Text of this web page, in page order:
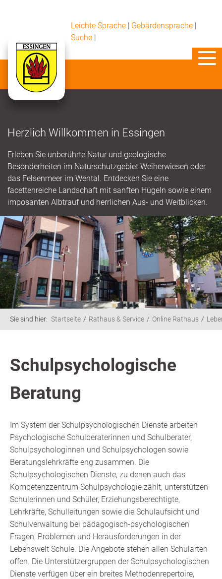
Leichte Sprache | Gebärdensprache |
Suche |
Herzlich Willkommen in Essingen
Erleben Sie unberührte Natur und geologische
Besonderheiten im Naturschutzgebiet Weiherwiesen oder
das Felsenmeer im Wental. Entdecken Sie eine
facettenreiche Landschaft mit sanften Hügeln sowie einem
imposanten Albtrauf und herrlichen Aus- und Weitblicken.
Sie sind hier: Startseite Rathaus & Service Online Rathaus
Schulpsychologische
Beratung
Im System der Schulpsychologischen Dienste arbeiten
Psychologische Schulberaterinnen und Schulberater,
Schulpsychologinnen und Schulpsychologen sowie
Beratungslehrkräfte eng zusammen. Die
Schulpsychologischen Dienste, zu denen auch das
Kompetenzzentrum Schulpsychologie zählt, unterstützen
Schülerinnen und Schüler, Erziehungsberechtigte,
Lehrkräfte, Schulleitungen sowie die Schulaufsicht und
Schulverwaltung bei pädagogisch-psychologischen
Fragen, Problemen und Herausforderungen in der
Lebenswelt Schule. Die Angebote stehen allen Schularten
offen. Die Unterstützergruppen der Schulpsychologischen
Dienste verfügen über ein breites Methodenrepertoire,